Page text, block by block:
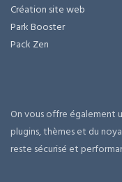
Création site web
Park Booster
Pack Zen
On vous offre également
plugins, thèmes et du
reste sécurisé et